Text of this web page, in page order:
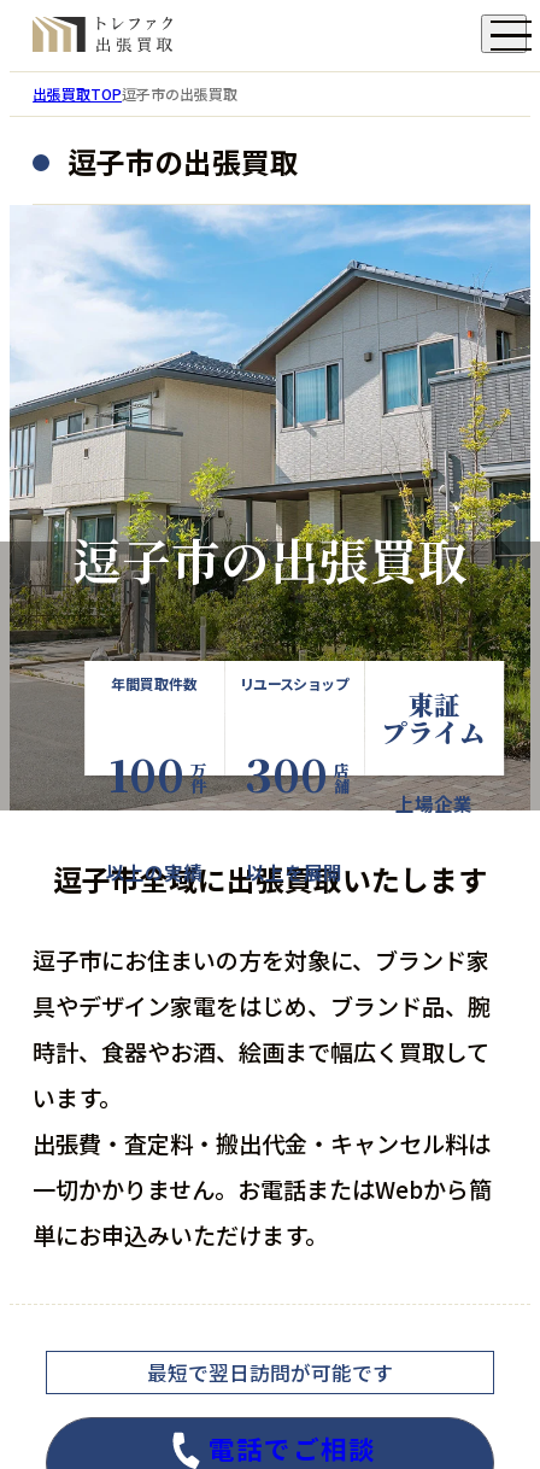
出張買取TOP逗子市の出張買取
逗子市の出張買取
逗子市の出張買取
年間買取件数
100万件
以上の実績
リユースショップ
300店舗
以上を展開
東証
プライム
上場企業
逗子市全域に出張買取いたします
逗子市にお住まいの方を対象に、ブランド家
具やデザイン家電をはじめ、 ブランド品、腕
時計、食器やお酒、絵画まで幅広く買取して
います。
出張費・査定料・搬出代金・キャンセル料は
一切かかりません。お電話またはWebから簡
単にお申込みいただけます。
最短で翌日訪問が可能です
電話でご相談